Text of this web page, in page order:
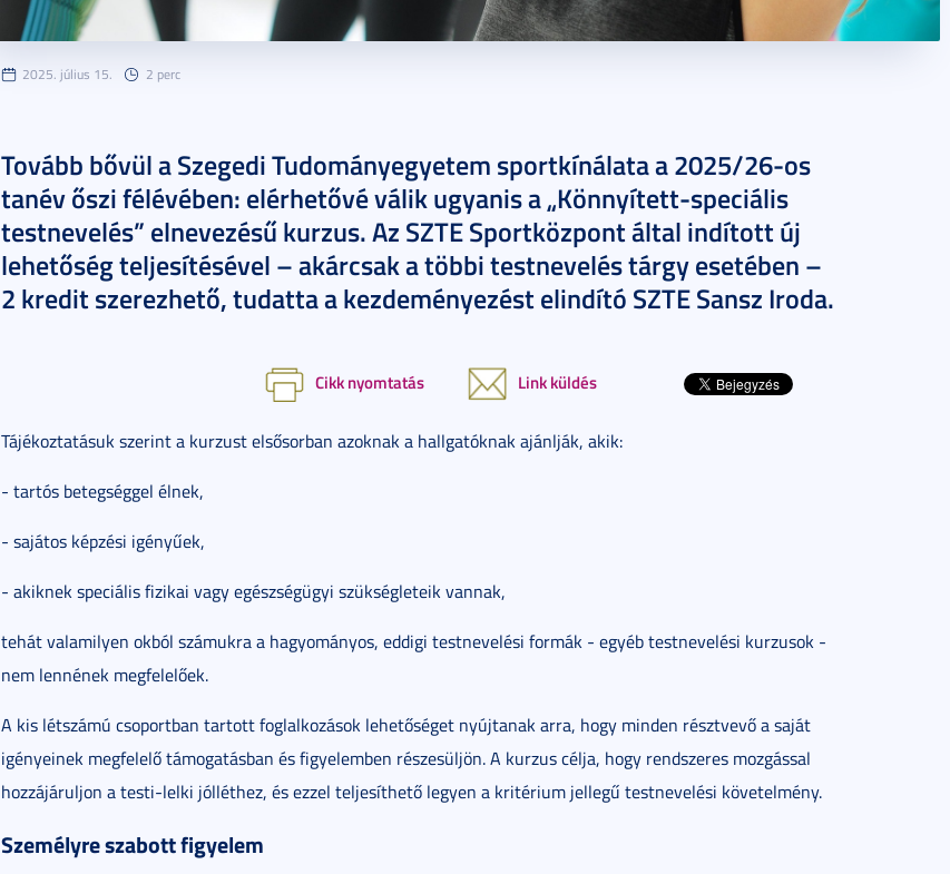
2025. július 15. 2 perc
Tovább bővül a Szegedi Tudományegyetem sportkínálata a 2025/26-os
tanév őszi félévében: elérhetővé válik ugyanis a „Könnyített-speciális
testnevelés” elnevezésű kurzus. Az SZTE Sportközpont által indított új
lehetőség teljesítésével – akárcsak a többi testnevelés tárgy esetében –
2 kredit szerezhető, tudatta a kezdeményezést elindító SZTE Sansz Iroda.
Cikk nyomtatás Link küldés
Tájékoztatásuk szerint a kurzust elsősorban azoknak a hallgatóknak ajánlják, akik:
- tartós betegséggel élnek,
- sajátos képzési igényűek,
- akiknek speciális fizikai vagy egészségügyi szükségleteik vannak,
tehát valamilyen okból számukra a hagyományos, eddigi testnevelési formák - egyéb testnevelési kurzusok -
nem lennének megfelelőek.
A kis létszámú csoportban tartott foglalkozások lehetőséget nyújtanak arra, hogy minden résztvevő a saját
igényeinek megfelelő támogatásban és figyelemben részesüljön. A kurzus célja, hogy rendszeres mozgással
hozzájáruljon a testi-lelki jólléthez, és ezzel teljesíthető legyen a kritérium jellegű testnevelési követelmény.
Személyre szabott figyelem